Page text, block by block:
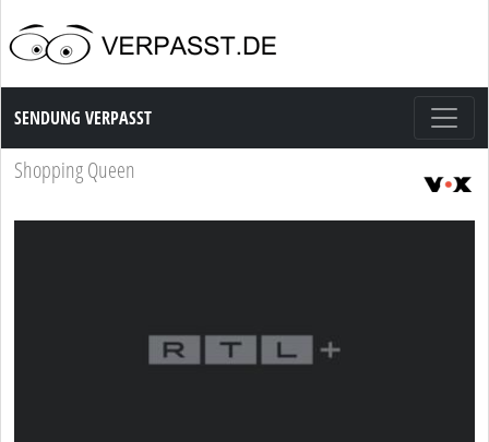
Sendung Verpasst
SENDUNG VERPASST
Shopping Queen